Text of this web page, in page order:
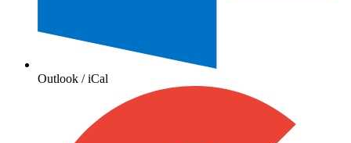
Outlook / iCal